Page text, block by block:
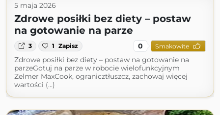
5 maja 2026
Zdrowe posiłki bez diety – postaw
na gotowanie na parze
3 1 Zapisz 0 Smakowite
Zdrowe posiłki bez diety – postaw na gotowanie na
parzeGotuj na parze w robocie wielofunkcyjnym
Zelmer MaxCook, ogranicztłuszcz, zachowaj więcej
wartości (...)